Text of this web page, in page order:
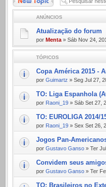
ANÚNCIOS
Atualização do forum
por Menta » Sáb Nov 24,
TÓPICOS
Copa América 2015 -
por Guimartz » Seg Jul 27,
TO: Liga Espanhola
por Raoni_19 » Sáb Set 27,
TO: EUROLIGA 2014/
por Raoni_19 » Sex Set 26,
Jogos Pan-
por Gustavo Ganso » Ter
Convidem seus
por Gustavo Ganso » Ter
TO: Brasileiros no